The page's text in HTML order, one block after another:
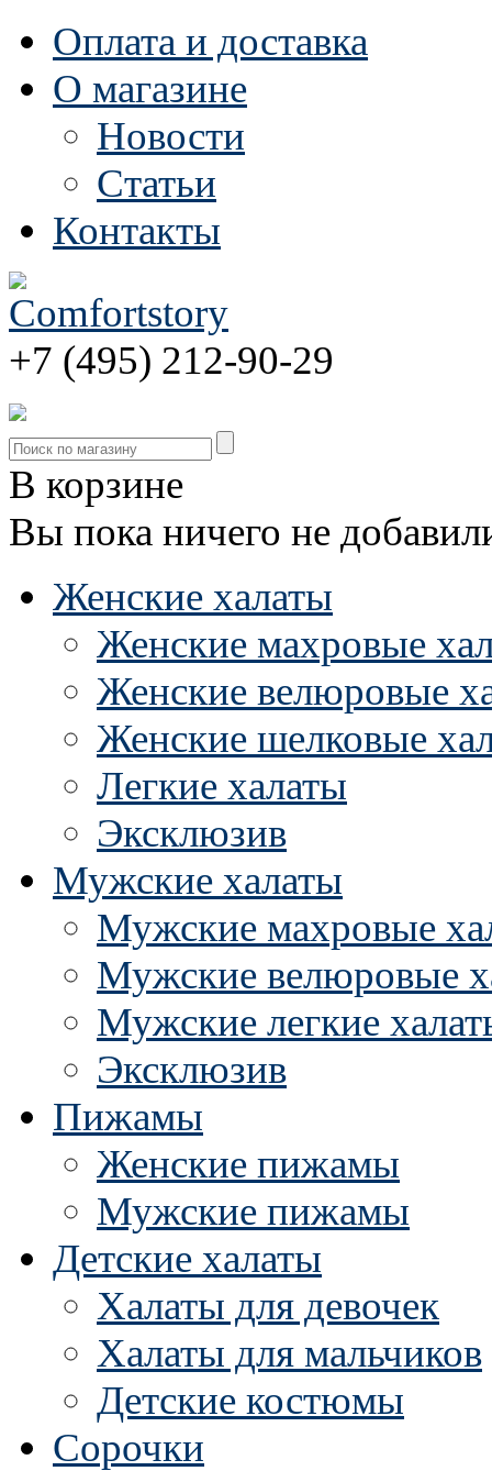
Оплата и доставка
О магазине
Новости
Статьи
Контакты
+7 (495) 212-90-29
В корзине
Вы пока ничего не
Женские халаты
Женские махровые
Женские велюровые
Женские шелковые
Легкие халаты
Эксклюзив
Мужские халаты
Мужские махровые
Мужские велюровые
Мужские легкие
Эксклюзив
Пижамы
Женские пижамы
Мужские пижамы
Детские халаты
Халаты для девочек
Халаты для мальчиков
Детские костюмы
Сорочки